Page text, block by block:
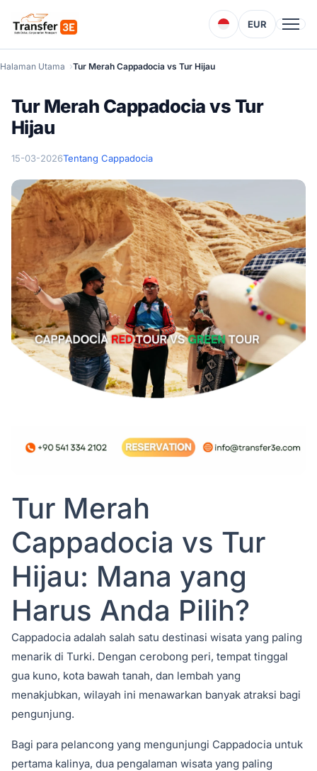
EUR
Halaman Utama Tur Merah Cappadocia vs Tur Hijau
Tur Merah Cappadocia vs Tur
Hijau
15-03-2026Tentang Cappadocia
Tur Merah
Cappadocia vs Tur
Hijau: Mana yang
Harus Anda Pilih?
Cappadocia adalah salah satu destinasi wisata yang paling
menarik di Turki. Dengan cerobong peri, tempat tinggal
gua kuno, kota bawah tanah, dan lembah yang
menakjubkan, wilayah ini menawarkan banyak atraksi bagi
pengunjung.
Bagi para pelancong yang mengunjungi Cappadocia untuk
pertama kalinya, dua pengalaman wisata yang paling